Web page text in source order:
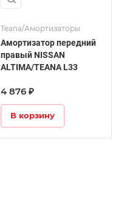
Teana/Амортизаторы
Амортизатор передний
правый NISSAN
ALTIMA/TEANA L33
4 876 ₽
В корзину